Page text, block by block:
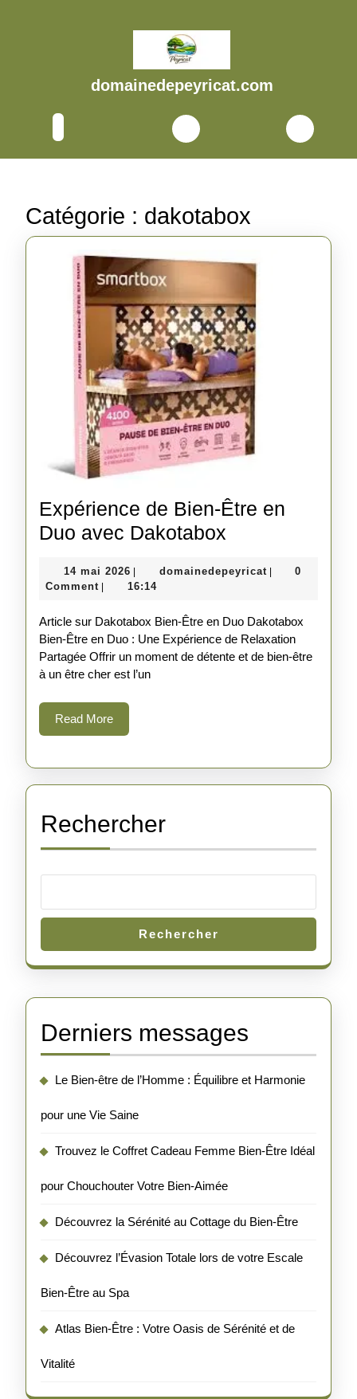
domainedepeyricat.com
Catégorie : dakotabox
Expérience de Bien-Être en
Duo avec Dakotabox
Bien-
en
Duo
14 mai 2026 14
mai
| domainedepeyricat |
0
Comment | 16:14
Article sur Dakotabox Bien-Être en Duo Dakotabox
Bien-Être en Duo : Une Expérience de Relaxation
Partagée Offrir un moment de détente et de bien-être
à un être cher est l’un
Read MoreRead
More
Rechercher
Rechercher
Derniers messages
Le Bien-être de l’Homme : Équilibre et Harmonie
pour une Vie Saine
Trouvez le Coffret Cadeau Femme Bien-Être Idéal
pour Chouchouter Votre Bien-Aimée
Découvrez la Sérénité au Cottage du Bien-Être
Découvrez l’Évasion Totale lors de votre Escale
Bien-Être au Spa
Atlas Bien-Être : Votre Oasis de Sérénité et de
Vitalité